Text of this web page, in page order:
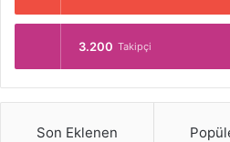
3.200 Takipçi
Son Eklenen